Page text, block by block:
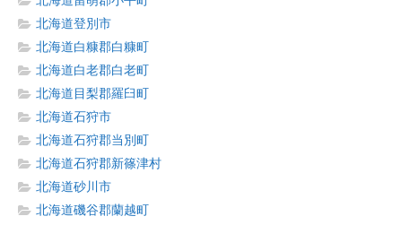
北海道登別市
北海道白糠郡白糠町
北海道白老郡白老町
北海道目梨郡羅臼町
北海道石狩市
北海道石狩郡当別町
北海道石狩郡新篠津村
北海道砂川市
北海道磯谷郡蘭越町